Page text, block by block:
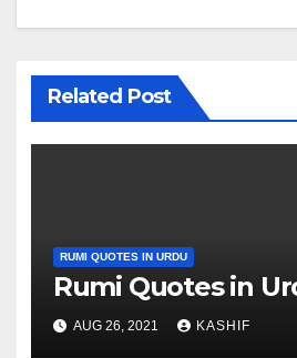
Related Post
RUMI QUOTES IN URDU
Rumi Quotes in
AUG 26, 2021 KASHIF